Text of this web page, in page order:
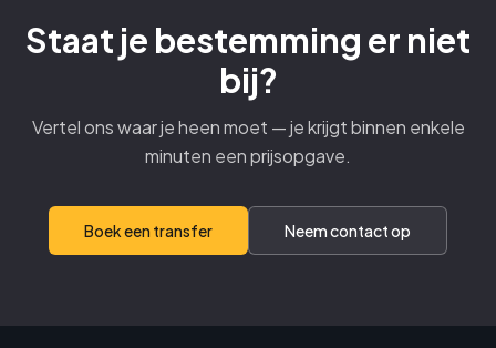
Staat je bestemming er niet
bij?
Vertel ons waar je heen moet — je krijgt binnen enkele
minuten een prijsopgave.
Boek een transfer Neem contact op